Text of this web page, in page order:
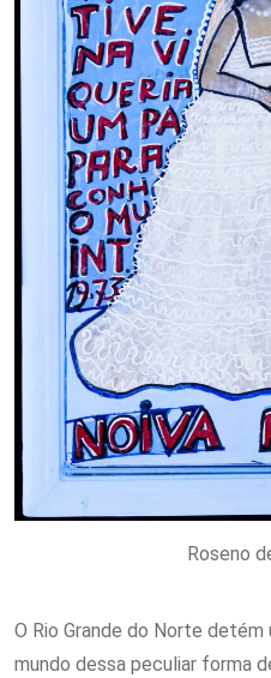
Roseno
O Rio Grande do Norte
mundo dessa peculiar forma